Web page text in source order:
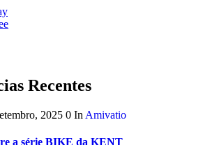
Recentes
2025 0 In Amivatio
a série BIKE da KENT